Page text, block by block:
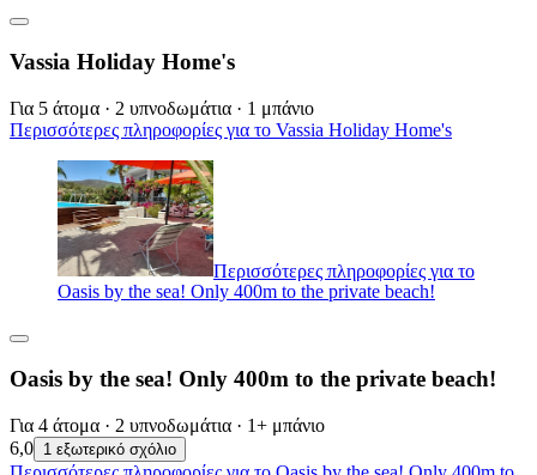
Vassia Holiday Home's
Για 5 άτομα · 2 υπνοδωμάτια · 1 μπάνιο
Περισσότερες πληροφορίες για το Vassia Holiday Home's
Περισσότερες πληροφορίες για το
Oasis by the sea! Only 400m to the private beach!
Oasis by the sea! Only 400m to the private beach!
Για 4 άτομα · 2 υπνοδωμάτια · 1+ μπάνιο
6,0 1 εξωτερικό σχόλιο